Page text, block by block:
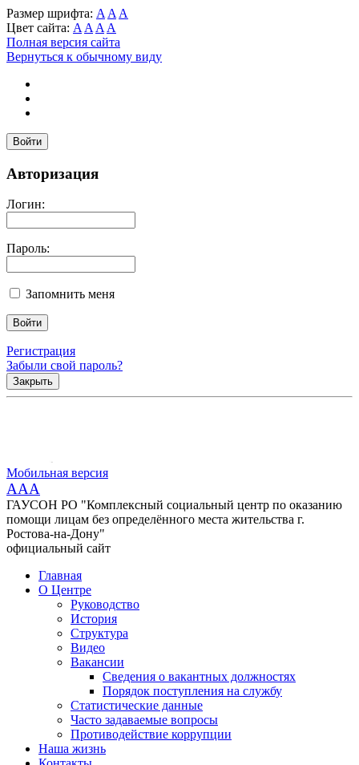
Размер шрифта: A A A
Цвет сайта: A A A A
Полная версия сайта
Вернуться к обычному виду
Войти
Авторизация
Логин:
Пароль:
Запомнить меня
Регистрация
Забыли свой пароль?
Закрыть
Мобильная версия
AAA
ГАУСОН РО "Комплексный социальный центр по оказанию
помощи лицам без определённого места жительства г.
Ростова-на-Дону"
официальный сайт
Главная
О Центре
Руководство
История
Структура
Видео
Вакансии
Сведения о вакантных должностях
Порядок поступления на службу
Статистические данные
Часто задаваемые вопросы
Противодействие коррупции
Наша жизнь